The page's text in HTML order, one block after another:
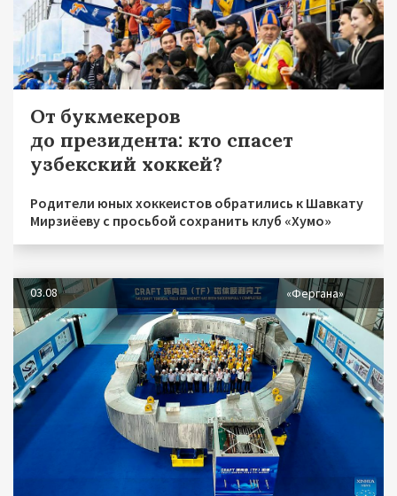
От букмекеров
до президента: кто спасет
узбекский хоккей?
Родители юных хоккеистов обратились к Шавкату
Мирзиёеву с просьбой сохранить клуб «Хумо»
03.08 «Фергана»